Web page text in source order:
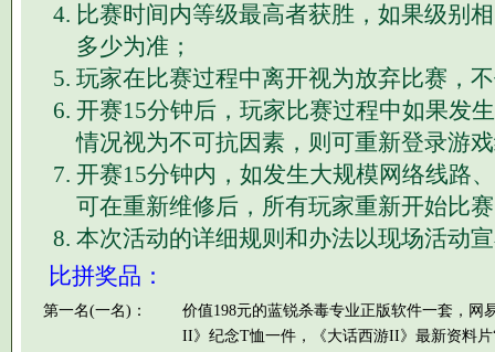
比赛时间内等级最高者获胜，如果级别
多少为准；
玩家在比赛过程中离开视为放弃比赛，
开赛15分钟后，玩家比赛过程中如果发
情况视为不可抗因素，则可重新登录游
开赛15分钟内，如发生大规模网络线路
可在重新维修后，所有玩家重新开始比
本次活动的详细规则和办法以现场活动
比拼奖品：
第一名(一名)：
价值198元的蓝锐杀毒专业正版软件一套，网
II》纪念T恤一件，《大话西游II》最新资料